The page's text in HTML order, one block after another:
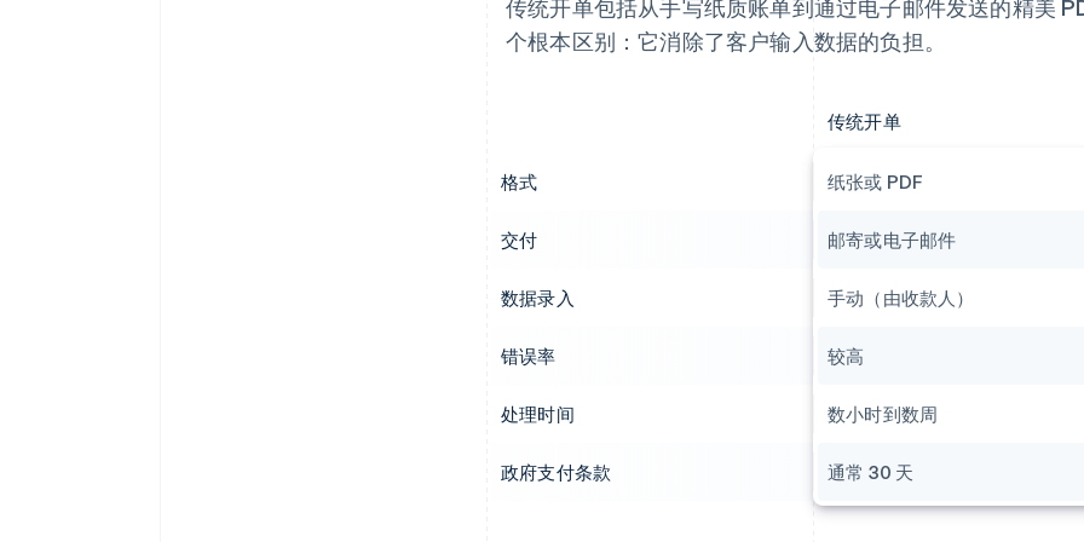
传统开单包括从手写纸质账单到通过电子邮件发送的精美
个根本区别：它消除了客户输入数据的负担。
传统开单
格式 纸张或 PDF
交付 邮寄或电子邮件
数据录入 手动（由收款人）
错误率 较高
处理时间 数小时到数周
政府支付条款 通常 30 天